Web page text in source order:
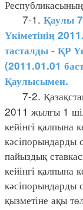
Республикасының
7-1. Қаулы
Үкіметінің
тасталды - ҚР
(2011.01.01
Қаулысымен.
7-2.
2011 жылғы 1
кейінгі қалпына
кәсіпорындарды
пайыздық
кейінгі қалпына
кәсіпорындарды
қызметіне ақы